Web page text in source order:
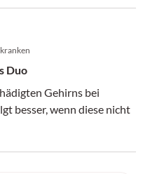
Duo
Gehirns bei
besser, wenn diese nicht